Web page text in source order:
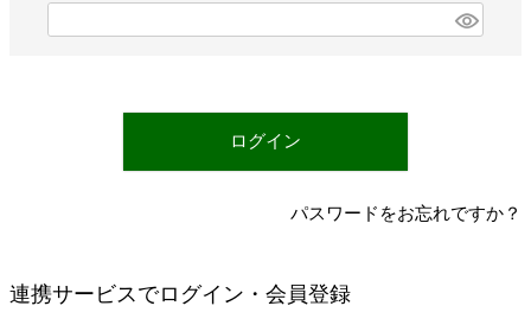
)
ログイン
パスワードをお忘れですか？
連携サービスでログイン・会員登録